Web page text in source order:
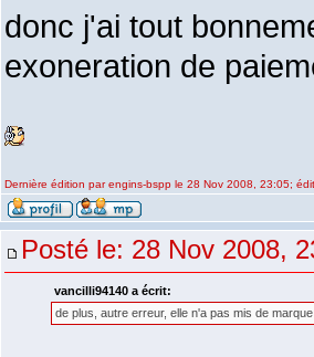
donc j'ai tout
exoneration de
Dernière édition par engins-bspp le 28 Nov 2008, 23:05;
Posté le: 28 Nov 2008,
vancilli94140 a écrit:
de plus, autre erreur, elle n'a pas mis de